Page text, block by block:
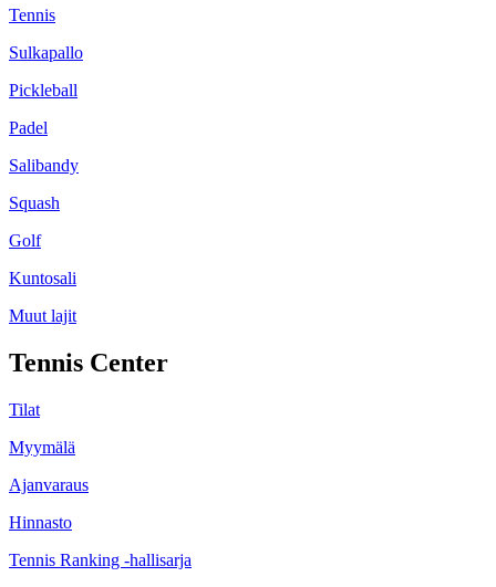
Tennis
Sulkapallo
Pickleball
Padel
Salibandy
Squash
Golf
Kuntosali
Muut lajit
Tennis Center
Tilat
Myymälä
Ajanvaraus
Hinnasto
Tennis Ranking -hallisarja